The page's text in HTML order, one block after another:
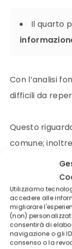
Utilizziamo
accedere alle
migliorare
(non)
consentirà di
navigazione o gli
consenso o la
Il quarto
Con l’analisi
difficili da
Questo
comune;
informazioni,
perché non
adottata.
Questo lascia
usando una